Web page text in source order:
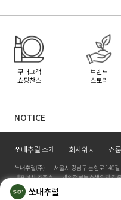
구매고객
쇼핑찬스
브랜드
스토리
NOTICE
쏘내추럴 소개 회사위치 쇼
쏘내추럴(주)
서울시 강남구 논현로 140
대표이사 조주호
개인정보보호책임자 김
사업자등록번호 261-81-21889
쏘내추럴